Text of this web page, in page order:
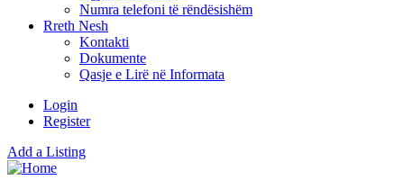
Numra telefoni të rëndësishëm
Rreth Nesh
Kontakti
Dokumente
Qasje e Lirë në Informata
Login
Register
Add a Listing